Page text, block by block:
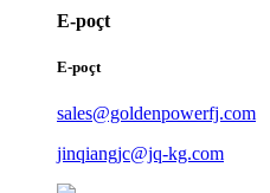
E-poçt
E-poçt
sales@goldenpowerfj.com
jinqiangjc@jq-kg.com